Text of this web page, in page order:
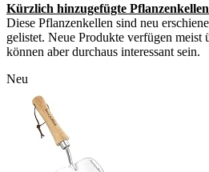
Kürzlich hinzugefügte
Diese Pflanzenkellen sind neu
gelistet. Neue Produkte verfügen meist
können aber durchaus interessant sein.
Neu